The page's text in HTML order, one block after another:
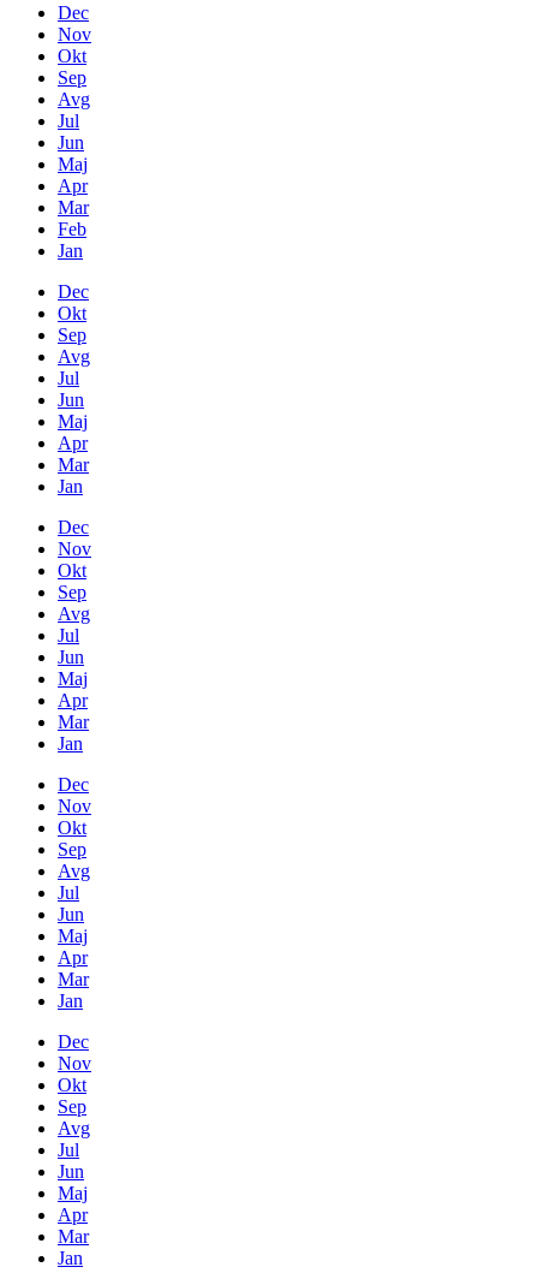
Dec
Nov
Okt
Sep
Avg
Jul
Jun
Maj
Apr
Mar
Feb
Jan
Dec
Okt
Sep
Avg
Jul
Jun
Maj
Apr
Mar
Jan
Dec
Nov
Okt
Sep
Avg
Jul
Jun
Maj
Apr
Mar
Jan
Dec
Nov
Okt
Sep
Avg
Jul
Jun
Maj
Apr
Mar
Jan
Dec
Nov
Okt
Sep
Avg
Jul
Jun
Maj
Apr
Mar
Jan